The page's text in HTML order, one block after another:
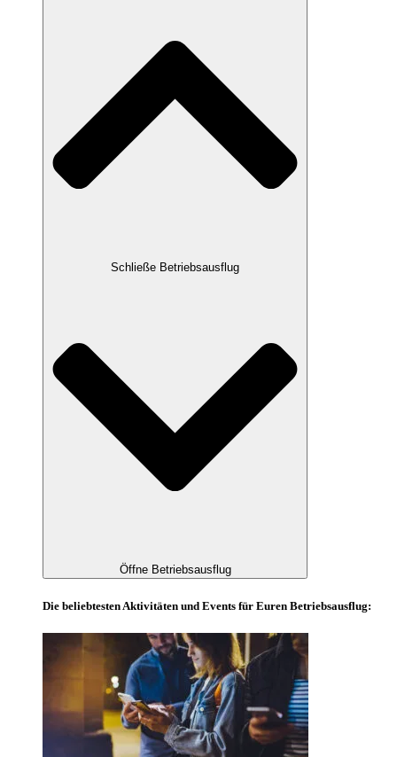
Schließe Betriebsausflug
Öffne Betriebsausflug
Die beliebtesten Aktivitäten und Events für Euren Betriebsausflug: